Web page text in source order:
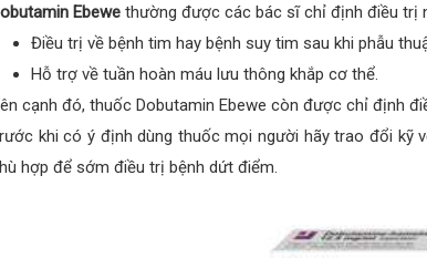
Ebewe thường được các bác sĩ chỉ định điều trị
Điều trị về bệnh tim hay bệnh suy tim sau khi phẫu
Hỗ trợ về tuần hoàn máu lưu thông khắp cơ thể.
cạnh đó, thuốc Dobutamin Ebewe còn được chỉ định
khi có ý định dùng thuốc mọi người hãy trao đổi kỹ
hợp để sớm điều trị bệnh dứt điểm.